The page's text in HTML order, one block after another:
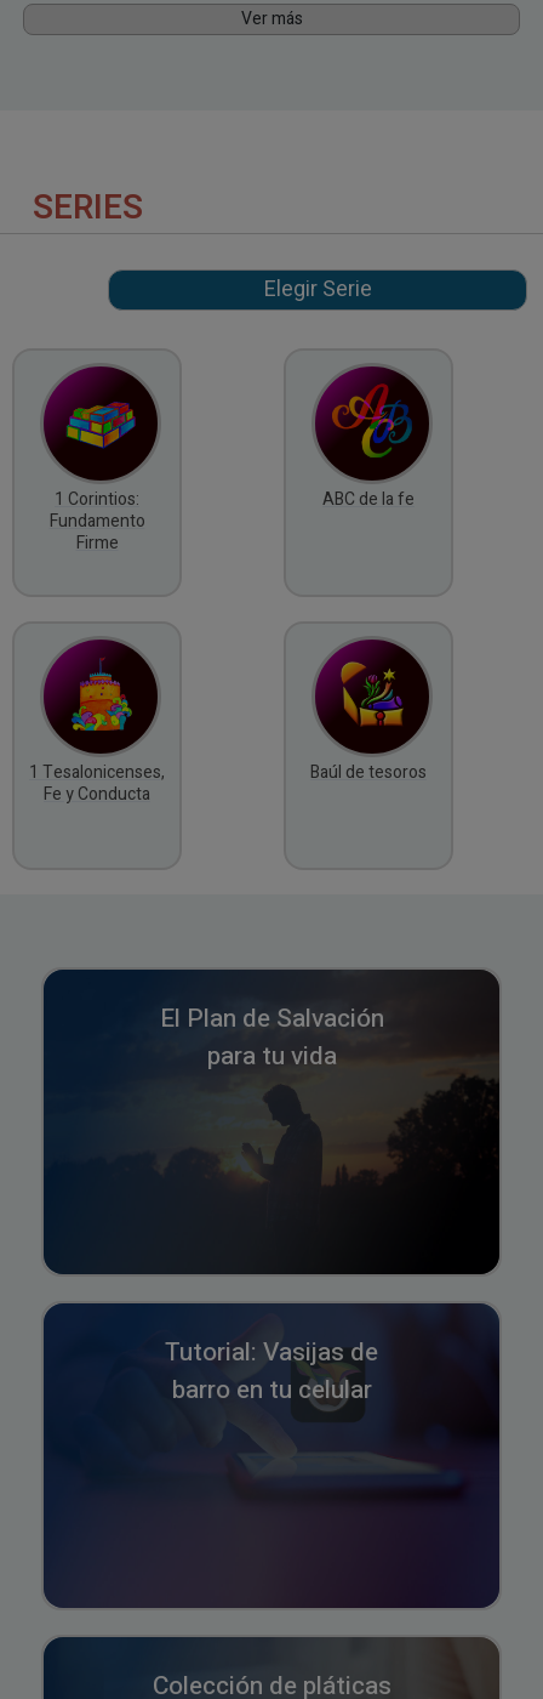
Ver más
El Plan de Salvación
para tu vida
Tutorial: Vasijas de
barro en tu celular
Colección de pláticas
SERIES
1 Corintios:
Fundamento
Firme
1 Tesalonicenses,
Fe y Conducta
ABC de la fe
Baúl de tesoros